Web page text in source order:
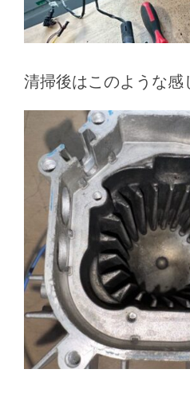
清掃後はこのような感